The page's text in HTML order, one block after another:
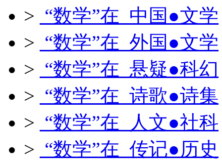
> “数学”在 中国●文学
> “数学”在 外国●文学
> “数学”在 悬疑●科幻
> “数学”在 诗歌●诗集
> “数学”在 人文●社科
> “数学”在 传记●历史